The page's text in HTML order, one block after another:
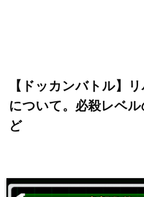
【ドッカンバトル】
について。必殺レベ
ど